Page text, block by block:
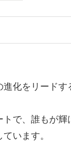
化をリード
で、誰もが輝
います。